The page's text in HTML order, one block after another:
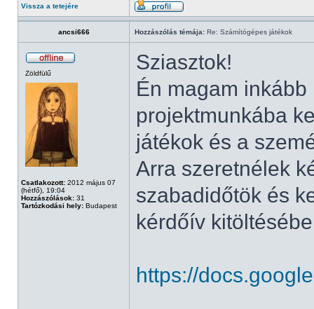
Vissza a tetejére
ancsi666 Hozzászólás témája: Re: Számítógépes játékok
Zöldfülű
Csatlakozott: 2012 május 07
(hétfő), 19:04
Hozzászólások: 31
Tartózkodási hely: Budapest
Sziasztok!
Én magam
projektmunkába
játékok és a
Arra szeretnélek
szabadidőtök és
kérdőív
https://